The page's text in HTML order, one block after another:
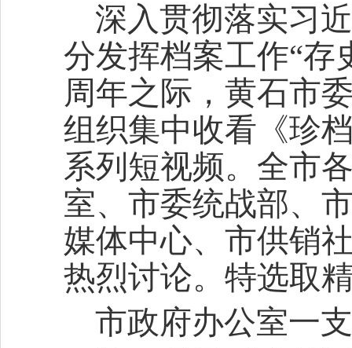
深入贯彻落实习
分发挥档案工作“存
周年之际，黄石市
组织集中收看《珍
系列短视频。全市
室、市委统战部、
媒体中心、市供销
热烈讨论。特选取
市政府办公室一